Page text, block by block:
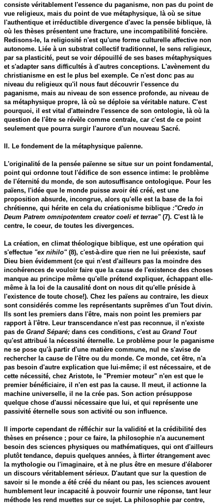
consiste véritablement l'essence du paganisme, non pas du point de
vue religieux, mais du point de vue métaphysique, là où se situe
l'authentique et irréductible divergence d'avec la pensée biblique, là
où les thèses présentent une fracture, une incompatibilité foncière.
Redisons-le, la religiosité n'est qu'une forme culturelle affective non
autonome. Liée à un substrat collectif traditionnel, le sens religieux,
par sa plasticité, peut se voir dépouillé de ses bases métaphysiques
et s'adapter sans difficultés à d'autres conceptions. L'avènement du
christianisme en est le plus bel exemple. Ce n'est donc pas au
niveau du religieux qu'il nous faut découvrir l'essence du
paganisme, mais au niveau de son essence profonde, au niveau de
sa métaphysique propre, là où se déploie sa véritable nature. C'est
pourquoi, il est vital d'atteindre l'essence de son ontologie, là où la
question de l'être se révèle comme centrale, car c'est de ce point
seulement que pourra surgir l'aurore d'un nouveau Sacré.
II. Le fondement de la métaphysique païenne.
L'originalité de la pensée païenne se situe sur un point fondamental,
point qui ordonne tout l'édifice de son essence intime: le problème
de l'éternité du monde, de son autosuffisance ontologique. Pour les
païens, l'idée que le monde puisse avoir été créé, est une
proposition absurde, incongrue, alors qu'elle est la base de la foi
chrétienne, qui hérite en cela du créationisme biblique:"Credo in
Deum Patrem omnipotentem creator coeli et terrae"(7). C'est là le
centre, le coeur, de toutes les divergences.
La création, en climat théologique biblique, est une opération qui
s'effectue "ex nihilo"(8), c'est-à-dire que rien ne lui préexiste, sauf
Dieu bien évidemment (ce qui n'est d'ailleurs pas la moindre des
incohérences de vouloir faire que la cause de l'existence des choses
manque au principe même qu'elle prétend expliquer, échappant elle-
même à la loi de la causalité dont on nous dit qu'elle préside à
l'existence de toute chose!). Chez les païens au contraire, les dieux
sont considérés comme les représentants suprêmes d'un Tout divin.
Ils sont les premiers dans l'être, mais non point les premiers par
rapport à l'être. Leur transcendance n'est pas reconnue, il n'existe
pas deGrand Séparé; dans ces conditions, c'est auGrand Tout
qu'est attribué la nécessité éternelle. Le problème pour le paganisme
ne se pose qu'à partir d'une matière commune, nul ne s'avise de
rechercher la cause de l'être ou du monde. Ce monde, cet être, n'a
pas besoin d'autre explication que lui-même; il est nécessaire, et de
cette nécessité, chez Aristote, le "Premier moteur" n'en est que le
premier bénéficiaire, il n'en est pas la cause. Il meut, il actionne la
machine universelle, il ne la crée pas. Son action présuppose
quelque chose d'aussi nécessaire que lui, et qui représente une
passivité éternelle sous son activité ou son influence.
Il importe cependant de réfléchir sur la validité et la crédibilité des
thèses en présence ; pour ce faire, la philosophie n'a aucunement
besoin des sciences physiques ou mathématiques, qui ont d'ailleurs
plutôt tendance, depuis quelques années, à flirter étrangement avec
la mythologie ou l'imaginaire, et à ne plus être en mesure d'élaborer
un discours véritablement sérieux. D'autant que sur la question de
savoir si le monde a été créé du néant ou pas, les sciences avouent
humblement leur incapacité à pouvoir fournir une réponse, tant leur
méthode les rend muettes sur ce sujet. La philosophie par contre,